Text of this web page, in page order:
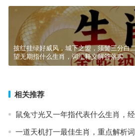
披红挂绿好威风，城下之盟，须鬓三分白
望无期指什么生肖，词汇释义解答落实
相关推荐
鼠兔寸光又一年指代表什么生肖，
一道天机打一最佳生肖，重点解析